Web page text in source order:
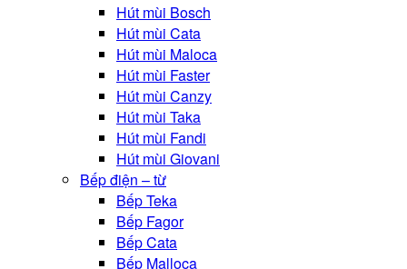
Hút mùi Bosch
Hút mùi Cata
Hút mùi Maloca
Hút mùi Faster
Hút mùi Canzy
Hút mùi Taka
Hút mùi Fandi
Hút mùi Giovani
Bếp điện – từ
Bếp Teka
Bếp Fagor
Bếp Cata
Bếp Malloca